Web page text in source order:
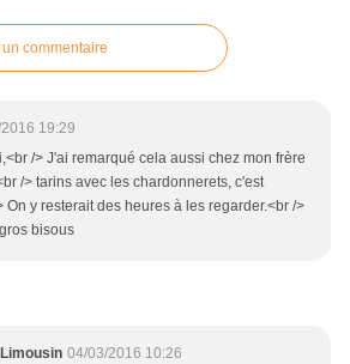
commentaire
19:29
/> J'ai remarqué cela aussi chez mon frère
/> tarins avec les chardonnerets, c'est
On y resterait des heures à les regarder.<br />
bisous
04/03/2016 10:26